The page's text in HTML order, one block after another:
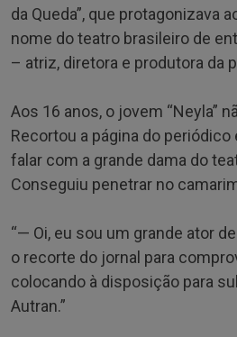
da Queda”, que protagonizava
nome do teatro brasileiro de
– atriz, diretora e produtora da
Aos 16 anos, o jovem “Neyla”
Recortou a página do periódico
falar com a grande dama do
Conseguiu penetrar no
“— Oi, eu sou um grande ator
o recorte do jornal para
colocando à disposição para
Autran.”